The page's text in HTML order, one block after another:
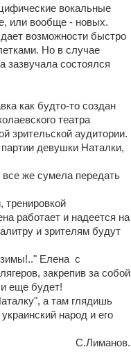
вокальные
или вообще - новых.
возможности быстро
Но в случае
зазвучала состоялся
как будто-то создан
театра
зрительской аудитории.
девушки Наталки,
все же сумела передать
тренировкой
работает и надеется на
и зрителям будут
Елена с
закрепив за собой
еще будет!
а там глядишь
народ и его
С.Лиманов.